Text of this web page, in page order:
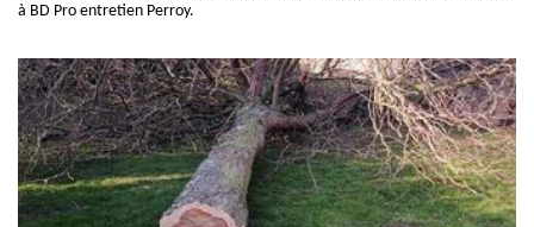
à BD Pro entretien Perroy.